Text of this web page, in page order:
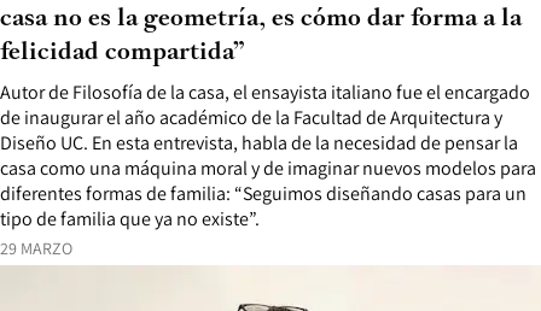
29 MARZO
Autor de Filosofía de la casa, el ensayista italiano fue el encargado
de inaugurar el año académico de la Facultad de Arquitectura y
Diseño UC. En esta entrevista, habla de la necesidad de pensar la
casa como una máquina moral y de imaginar nuevos modelos para
diferentes formas de familia: “Seguimos diseñando casas para un
tipo de familia que ya no existe”.
casa no es la geometría, es cómo dar forma a la
felicidad compartida”